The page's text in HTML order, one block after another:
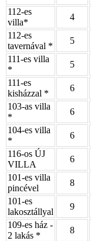
112-es
villa*
4
112-es
tavernával *
5
111-es villa
*
5
111-es
kisházzal *
6
103-as villa
*
6
104-es villa
*
6
116-os ÚJ
VILLA
6
101-es villa
pincével
8
101-es
lakosztállyal
9
109-es ház -
2 lakás *
8